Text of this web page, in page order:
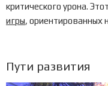
критического урона.
игры, ориентированных
Пути развития